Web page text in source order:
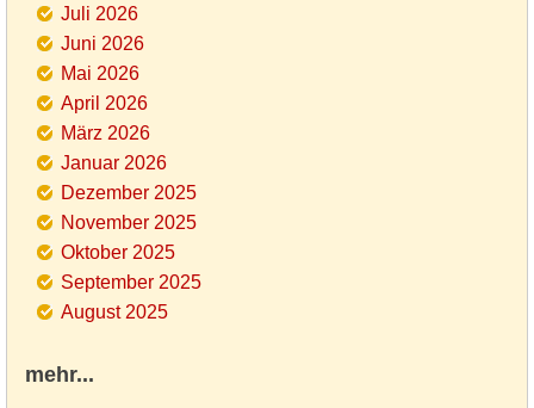
Juli 2026
Juni 2026
Mai 2026
April 2026
März 2026
Januar 2026
Dezember 2025
November 2025
Oktober 2025
September 2025
August 2025
mehr...